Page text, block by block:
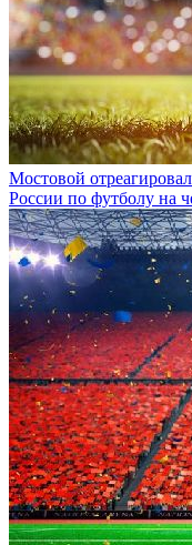
Мостовой
России по футболу на